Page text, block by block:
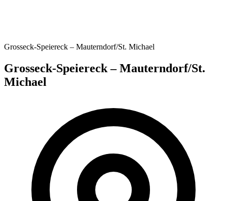
Grosseck-Speiereck – Mauterndorf/St. Michael
Grosseck-Speiereck – Mauterndorf/St.
Michael